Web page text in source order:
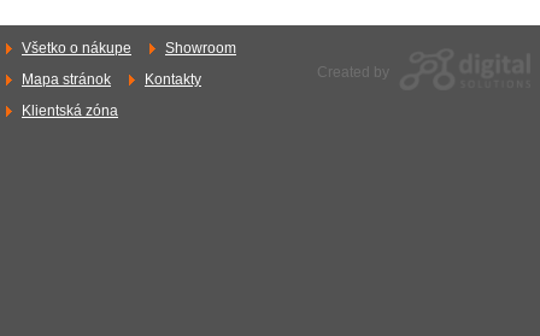
Všetko o nákupe
Showroom
Mapa stránok
Kontakty
Klientská zóna
Created by